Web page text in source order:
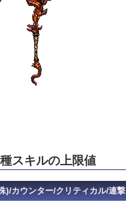
スキルの上限値
)/カウンター/クリティカル/連撃